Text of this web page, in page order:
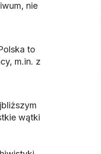
nie
to
m.in. z
wątki